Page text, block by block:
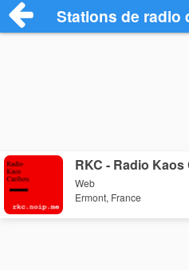
Stations de radio
RKC - Radio Kaos
Web
Ermont, France